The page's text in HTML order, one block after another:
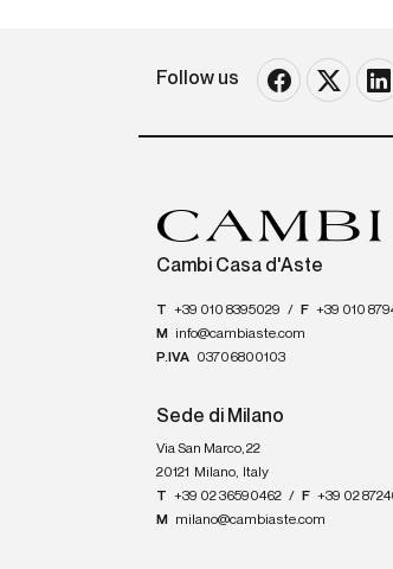
Follow us
Cambi Casa d'Aste
T +39 010 8395029 / F +39 010
M
info@cambiaste.com
P.IVA 03706800103
Sede di Milano
Via San Marco, 22
20121
Milano, Italy
T +39 02 36590462 / F +39 02
M
milano@cambiaste.com